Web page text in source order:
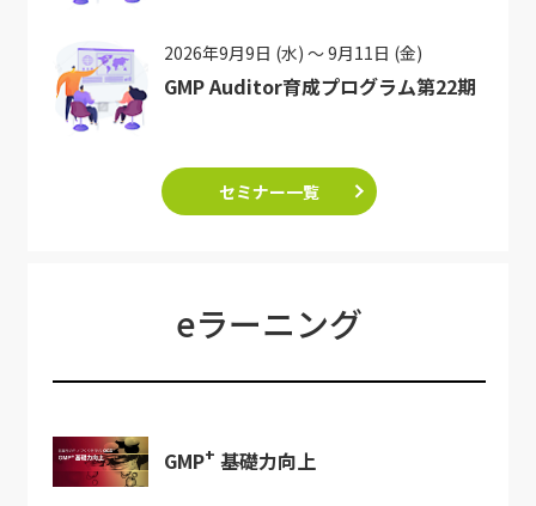
2026年9月9日 (水) ～ 9月11日 (金)
GMP Auditor育成プログラム第22期
セミナー一覧
eラーニング
GMP+ 基礎力向上